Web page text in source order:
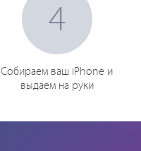
4
Собираем ваш iPhone и
выдаем на руки